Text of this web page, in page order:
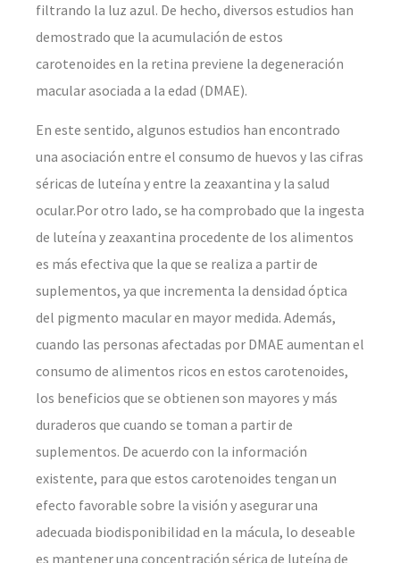
filtrando la luz azul. De hecho, diversos estudios han
demostrado que la acumulación de estos
carotenoides en la retina previene la degeneración
macular asociada a la edad (DMAE).
En este sentido, algunos estudios han encontrado
una asociación entre el consumo de huevos y las cifras
séricas de luteína y entre la zeaxantina y la salud
ocular.Por otro lado, se ha comprobado que la ingesta
de luteína y zeaxantina procedente de los alimentos
es más efectiva que la que se realiza a partir de
suplementos, ya que incrementa la densidad óptica
del pigmento macular en mayor medida. Además,
cuando las personas afectadas por DMAE aumentan el
consumo de alimentos ricos en estos carotenoides,
los beneficios que se obtienen son mayores y más
duraderos que cuando se toman a partir de
suplementos. De acuerdo con la información
existente, para que estos carotenoides tengan un
efecto favorable sobre la visión y asegurar una
adecuada biodisponibilidad en la mácula, lo deseable
es mantener una concentración sérica de luteína de